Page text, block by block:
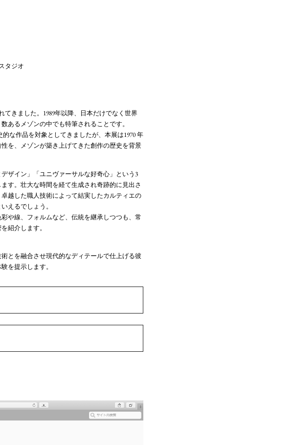
タジオ
てきました。1989年以降、日本だけでなく世界
あるメゾンの中でも特筆されることです。
な作品を対象としてきましたが、本展は1970 年
を、メゾンが築き上げてきた創作の歴史を背景
ザイン」「ユニヴァーサルな好奇心」という3
す。壮大な時間を経て生成され奇跡的に見出さ
越した職人技術によって結実したカルティエの
えるでしょう。
や線、フォルムなど、伝統を継承しつつも、常
紹介します。
とを融合させ現代的なディテールで仕上げる彼
を提示します。